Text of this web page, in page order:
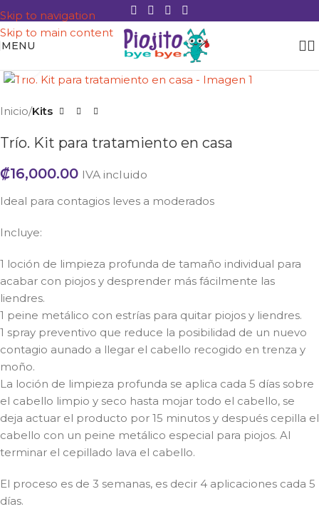
Skip to navigation
Skip to main content
MENU
Inicio Kits
Trío. Kit para tratamiento en casa
₡16,000.00 IVA incluido
Ideal para contagios leves a moderados
Incluye:
1 loción de limpieza profunda de tamaño individual para
acabar con piojos y desprender más fácilmente las
liendres.
1 peine metálico con estrías para quitar piojos y liendres.
1 spray preventivo que reduce la posibilidad de un nuevo
contagio aunado a llegar el cabello recogido en trenza y
moño.
La loción de limpieza profunda se aplica cada 5 días sobre
el cabello limpio y seco hasta mojar todo el cabello, se
deja actuar el producto por 15 minutos y después cepilla el
cabello con un peine metálico especial para piojos. Al
terminar el cepillado lava el cabello.
El proceso es de 3 semanas, es decir 4 aplicaciones cada 5
días.